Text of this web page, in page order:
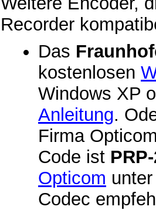
Recorder
Das
kostenlosen
Windows XP
Anleitung.
Firma
Code ist
Opticom
Codec